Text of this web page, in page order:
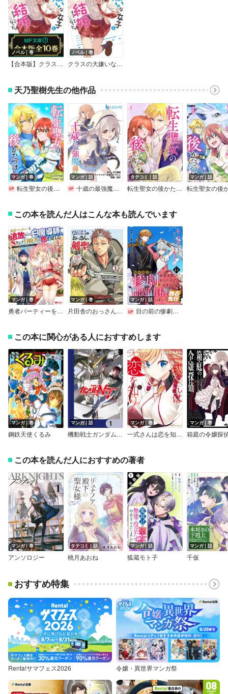
ノベル｜巻
【合本版】クラスの大嫌いな女子と結婚することになった。
ノベル｜巻
クラスの大嫌いな女子と結婚することになった。
天乃聖樹先生の他作品
マンガ｜巻
転生聖女の後かたづけ【単行本版】
マンガ｜話
十歳の最強魔導師
タテコミ｜話
転生聖女の後かたづけ【フルカラー】
マンガ｜話
この本を読んだ人はこんな本も読んでいます
マンガ｜巻
勇者パーティーを追放された白魔導師、Sランク冒険者に拾われる～この白魔導師が規格外すぎる～（コミック）
マンガ｜巻
片田舎のおっさん、剣聖になる～ただの田舎の剣術師範だったのに、大成した弟子たちが俺を放ってくれない件～
マンガ｜話
目の前の惨劇で前世を思い出したけど、あまりにも問題山積みでいっぱいいっぱいです。 連載版
この本に関心がある人におすすめします
マンガ｜巻
鋼鉄天使くるみ
マンガ｜話
機動戦士ガンダムNT【分冊版】
マンガ｜巻
一式さんは恋を知りたい。
マンガ｜巻
箱庭の令嬢探
この本を読んだ人におすすめの著者
マンガ｜巻
アンソロジー
タテコミ｜話
桃月あおね
マンガ｜話
狐蔵モト子
マンガ｜話
千仮
おすすめ特集
Renta!サマフェス2026 令嬢・異世界マンガ祭